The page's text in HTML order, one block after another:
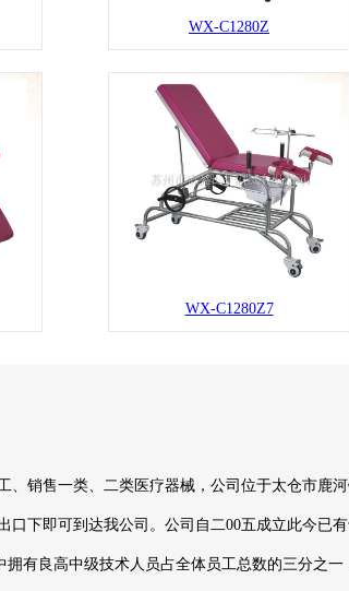
WX-C1280Z
WX-C1280Z7
销售一类、二类医疗器械，公司位于太仓市鹿
口下即可到达我公司。公司自二00五成立此今已
有良高中级技术人员占全体员工总数的三分之